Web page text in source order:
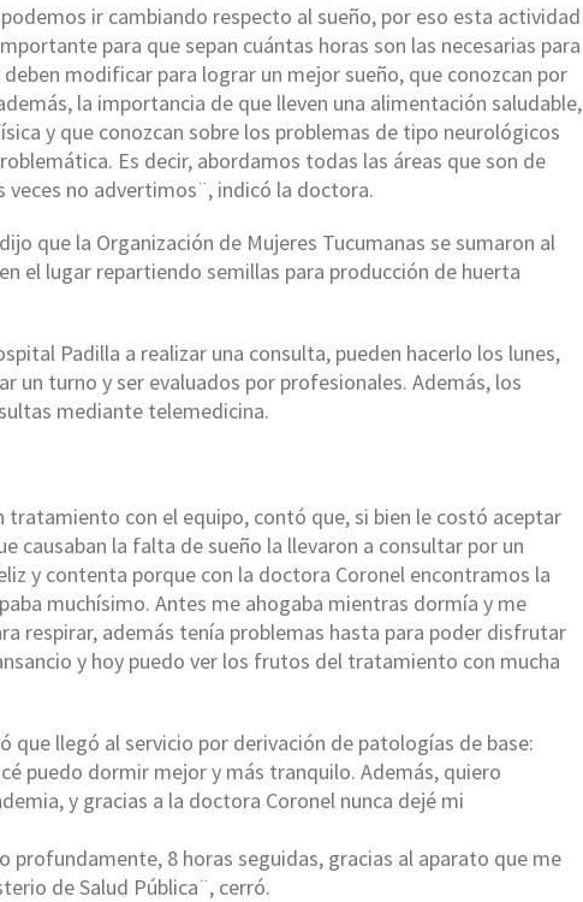
ir cambiando respecto al sueño, por eso esta actividad
para que sepan cuántas horas son las necesarias para
deben modificar para lograr un mejor sueño, que conozcan por
la importancia de que lleven una alimentación saludable,
y que conozcan sobre los problemas de tipo neurológicos
Es decir, abordamos todas las áreas que son de
veces no advertimos¨, indicó la doctora.
que la Organización de Mujeres Tucumanas se sumaron al
el lugar repartiendo semillas para producción de huerta
Padilla a realizar una consulta, pueden hacerlo los lunes,
un turno y ser evaluados por profesionales. Además, los
mediante telemedicina.
tratamiento con el equipo, contó que, si bien le costó aceptar
causaban la falta de sueño la llevaron a consultar por un
y contenta porque con la doctora Coronel encontramos la
muchísimo. Antes me ahogaba mientras dormía y me
respirar, además tenía problemas hasta para poder disfrutar
y hoy puedo ver los frutos del tratamiento con mucha
que llegó al servicio por derivación de patologías de base:
puedo dormir mejor y más tranquilo. Además, quiero
y gracias a la doctora Coronel nunca dejé mi
profundamente, 8 horas seguidas, gracias al aparato que me
de Salud Pública¨, cerró.